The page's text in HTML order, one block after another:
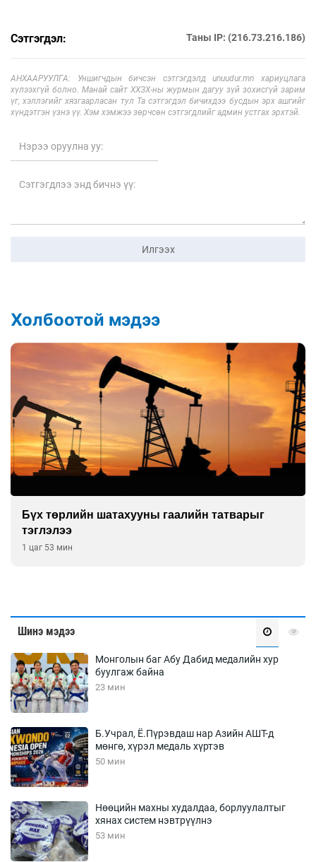
Сэтгэгдэл: Таны IP: (216.73.216.186)
АНХААРУУЛГА: Уншигчдын бичсэн сэтгэгдэлд unuudur.mn хариуцлага
хүлээхгүй болно. Манай сайт ХХЗХ-ны журмын дагуу зүй зохисгүй зарим
үг, хэллэгийг хязгаарласан тул Та сэтгэгдэл бичихдээ бусдын эрх ашгийг
хүндэтгэн үзнэ үү. Хэм хэмжээ зөрчсөн сэтгэгдлийг админ устгах эрхтэй.
Илгээх
Холбоотой мэдээ
Найман гол үерийн түвшин давж, хоёр нь
аюултай хэмжээнд хүрчээ
2 цаг 23 мин
Шинэ мэдээ
Монголын баг Абу Дабид медалийн хур
буулгаж байна
23 мин
Б.Учрал, Ё.Пүрэвдаш нар Азийн АШТ-д
мөнгө, хүрэл медаль хүртэв
50 мин
Нөөцийн махны худалдаа, борлуулалтыг
хянах систем нэвтрүүлнэ
53 мин